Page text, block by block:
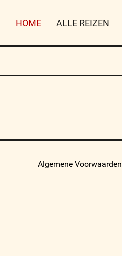
HOME ALLE REIZEN
Algemene Voorwaarden